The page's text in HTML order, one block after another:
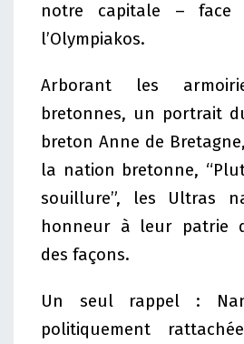
notre capitale – face
l’Olympiakos.
Arborant les
bretonnes, un portrait
breton Anne de
la nation bretonne,
souillure”, les Ultras
honneur à leur patrie
des façons.
Un seul rappel :
politiquement